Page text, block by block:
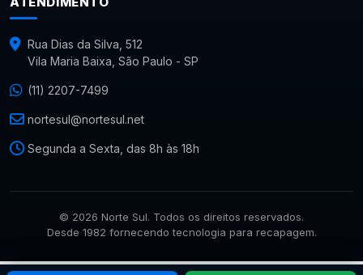
Rua Dias da Silva, 512
Vila Maria Baixa, São Paulo - SP
(11) 2207-7499
nortesul@nortesul.net
Segunda a Sexta, das 8h às 18h
© 2026 Norte Sul. Todos os direitos reservados.
Desde 1982 fornecendo tecnologia para recapagem.